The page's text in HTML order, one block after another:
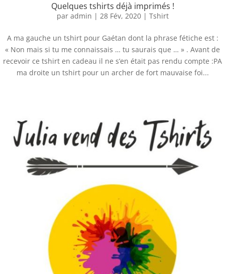
Quelques tshirts déjà imprimés !
par admin | 28 Fév, 2020| Tshirt
A ma gauche un tshirt pour Gaétan dont la phrase fétiche est :
« Non mais si tu me connaissais … tu saurais que … » . Avant de
recevoir ce tshirt en cadeau il ne s’en était pas rendu compte :PA
ma droite un tshirt pour un archer de fort mauvaise foi...